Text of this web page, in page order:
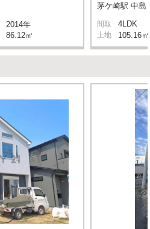
2014年
86.12㎡
茅ケ崎駅 中島
間取 4LDK
土地 105.16㎡